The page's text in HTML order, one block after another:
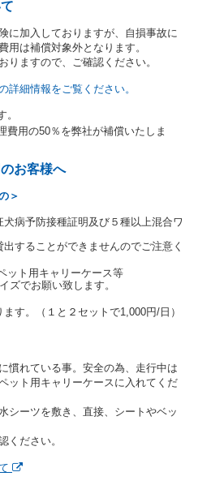
ことがあります。この場合、借
運転者が異なるときはその運転者
するものとします。
本通達とは、国土交通省自動車
月13日）の２．(10)及び(11)の
は、道路交通法第９２条に規定
うち、道路交通法施行規則第１
ほかに本人確認ができる書類の
結にあたり、借受期間中に借受
るための携帯電話番号等の告知
結にあたり、借受人に対し、ク
くは現金による支払いを求め、又
指定することがあります。
期間の延長はできないものとし
転者が前3項に従わない場合
拒絶するとともに、予約を取消
ては、第4条第5項を適用するも
結の拒絶）
の各号のいずれかに該当すると
に加入しておりますが、自損事故に
用は補償対象外となります。
りますので、ご確認ください。
詳細情報をご覧ください。
費用の50％を弊社が補償いたしま
お客様へ
＞
病予防接種証明及び５種以上混合ワ
出することができませんのでご注意く
ット用キャリーケース等
ズでお願い致します。
す。（１と２セットで1,000円/日）
慣れている事。安全の為、走行中は
ット用キャリーケースに入れてくだ
シーツを敷き、直接、シートやベッ
ください。